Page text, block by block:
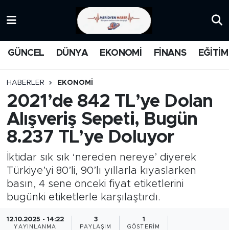
GÜNCEL DÜNYA EKONOMİ FİNANS EĞİTİM
HABERLER EKONOMİ
2021’de 842 TL’ye Dolan
Alışveriş Sepeti, Bugün
8.237 TL’ye Doluyor
İktidar sık sık ‘nereden nereye’ diyerek
Türkiye’yi 80’li, 90’lı yıllarla kıyaslarken
basın, 4 sene önceki fiyat etiketlerini
bugünki etiketlerle karşılaştırdı.
12.10.2025 - 14:22
YAYINLANMA
3
PAYLAŞIM
1
GÖSTERIM
MEDYA
FİNANS
DÜNYA
GÜNCEL
KARİKATÜR
Trafik Durumu
Süper Lig Puan Durumu ve Fikstür
Tüm Manşetler
Son Dakika Haberleri
Haber Arşivi